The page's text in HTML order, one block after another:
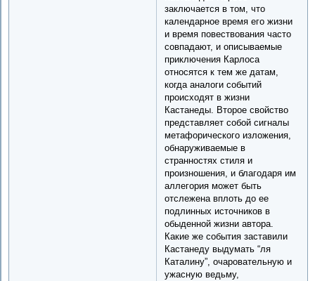
заключается в том, что
календарное время его жизни
и время повествования часто
совпадают, и описываемые
приключения Карлоса
относятся к тем же датам,
когда аналоги событий
происходят в жизни
Кастанеды. Второе свойство
представляет собой сигналы
метафорического изложения,
обнаруживаемые в
странностях стиля и
произношения, и благодаря им
аллегория может быть
отслежена вплоть до ее
подлинных источников в
обыденной жизни автора.
Какие же события заставили
Кастанеду выдумать “ля
Каталину”, очаровательную и
ужасную ведьму,